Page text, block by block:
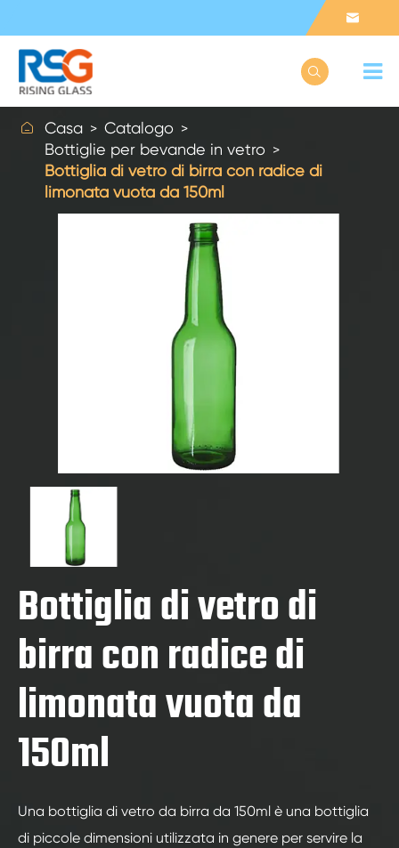


 Casa
Catalogo
Bottiglie per bevande in vetro
Bottiglia di vetro di birra con radice di
limonata vuota da 150ml
Bottiglia di vetro di
birra con radice di
limonata vuota da
150ml
Una bottiglia di vetro da birra da 150ml è una bottiglia
di piccole dimensioni utilizzata in genere per servire la